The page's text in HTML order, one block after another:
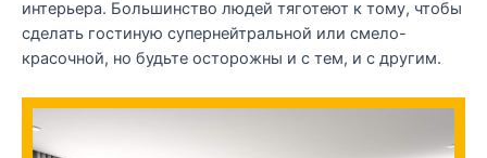
интерьера. Большинство людей тяготеют к тому, чтобы
сделать гостиную супернейтральной или смело-
красочной, но будьте осторожны и с тем, и с другим.